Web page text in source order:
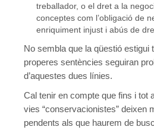
treballador, o el dret a la
conceptes com l’obligació de
enriquiment injust i abús de
No sembla que la qüestió estigui
properes sentències seguiran
d’aquestes dues línies.
Cal tenir en compte que fins i tot
vies “conservacionistes” deixen
pendents als que haurem de